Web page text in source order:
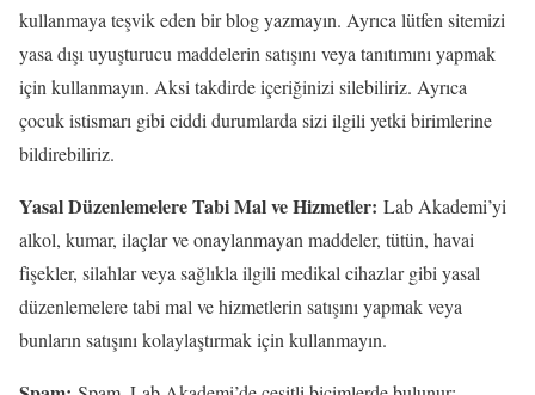
kullanmaya teşvik eden bir blog yazmayın. Ayrıca lütfen sitemizi
yasa dışı uyuşturucu maddelerin satışını veya tanıtımını yapmak
için kullanmayın. Aksi takdirde içeriğinizi silebiliriz. Ayrıca
çocuk istismarı gibi ciddi durumlarda sizi ilgili yetki birimlerine
bildirebiliriz.
Yasal Düzenlemelere Tabi Mal ve Hizmetler: Lab Akademi’yi
alkol, kumar, ilaçlar ve onaylanmayan maddeler, tütün, havai
fişekler, silahlar veya sağlıkla ilgili medikal cihazlar gibi yasal
düzenlemelere tabi mal ve hizmetlerin satışını yapmak veya
bunların satışını kolaylaştırmak için kullanmayın.